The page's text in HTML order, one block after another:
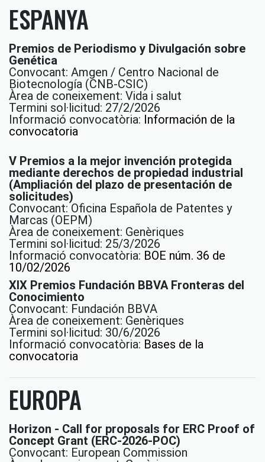
ESPANYA
Premios de Periodismo y Divulgación sobre
Genética
Convocant: Amgen / Centro Nacional de
Biotecnología (CNB-CSIC)
Àrea de coneixement: Vida i salut
Termini sol·licitud: 27/2/2026
Informació convocatòria: Información de la
convocatoria
V Premios a la mejor invención protegida
mediante derechos de propiedad industrial
(Ampliación del plazo de presentación de
solicitudes)
Convocant: Oficina Española de Patentes y
Marcas (OEPM)
Àrea de coneixement: Genèriques
Termini sol·licitud: 25/3/2026
Informació convocatòria: BOE núm. 36 de
10/02/2026
XIX Premios Fundación BBVA Fronteras del
Conocimiento
Convocant: Fundación BBVA
Àrea de coneixement: Genèriques
Termini sol·licitud: 30/6/2026
Informació convocatòria: Bases de la
convocatoria
EUROPA
Horizon - Call for proposals for ERC Proof of
Concept Grant (ERC-2026-POC)
Convocant: European Commission